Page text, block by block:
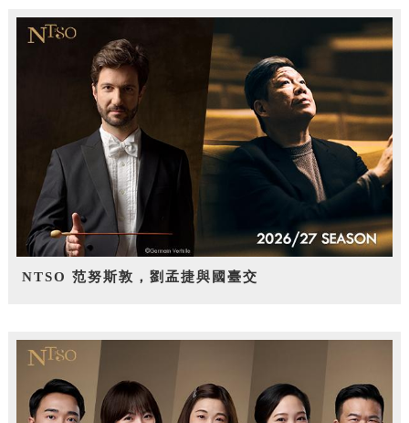
NTSO 范努斯敦，劉孟捷與國臺交